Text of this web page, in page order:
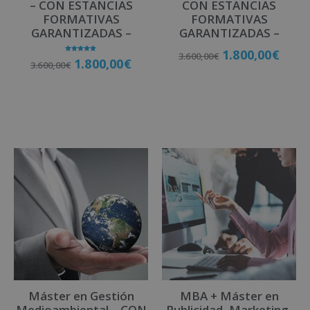
– CON ESTANCIAS
FORMATIVAS
GARANTIZADAS –
con
5.00
3.600,00€ 1.800,00€
CON ESTANCIAS
FORMATIVAS
GARANTIZADAS –
3.600,00€ 1.800,00€
Máster en Gestión
MBA + Máster en